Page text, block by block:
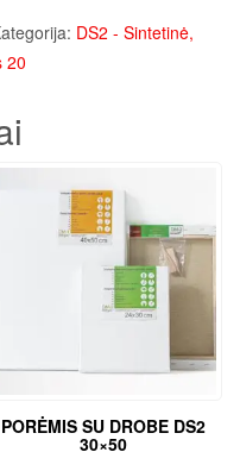
DS2 - Sintetinė,
20
PORĖMIS SU DROBE DS2
30×50